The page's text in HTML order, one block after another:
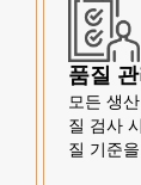
품질 관
모든 생
질 검사
질 기준